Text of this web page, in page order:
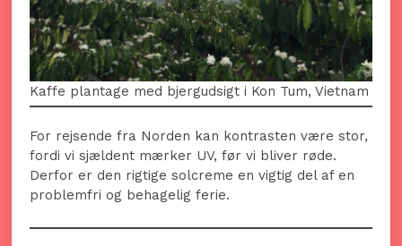
Kaffe plantage med bjergudsigt i Kon Tum, Vietnam
For rejsende fra Norden kan kontrasten være stor,
fordi vi sjældent mærker UV, før vi bliver røde.
Derfor er den rigtige solcreme en vigtig del af en
problemfri og behagelig ferie.